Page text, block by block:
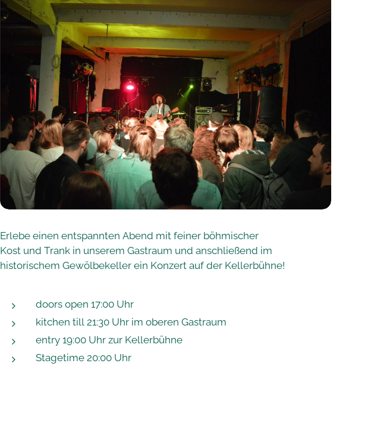
Erlebe einen entspannten Abend mit feiner böhmischer
Kost und Trank in unserem Gastraum und anschließend im
historischem Gewölbekeller ein Konzert auf der Kellerbühne!
doors open 17:00 Uhr
kitchen till 21:30 Uhr im oberen Gastraum
entry 19:00 Uhr zur Kellerbühne
Stagetime 20:00 Uhr